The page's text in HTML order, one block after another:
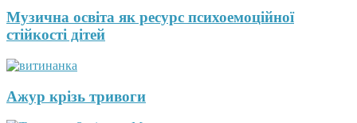
Музична освіта як ресурс психоемоційної
стійкості дітей
Ажур крізь тривоги